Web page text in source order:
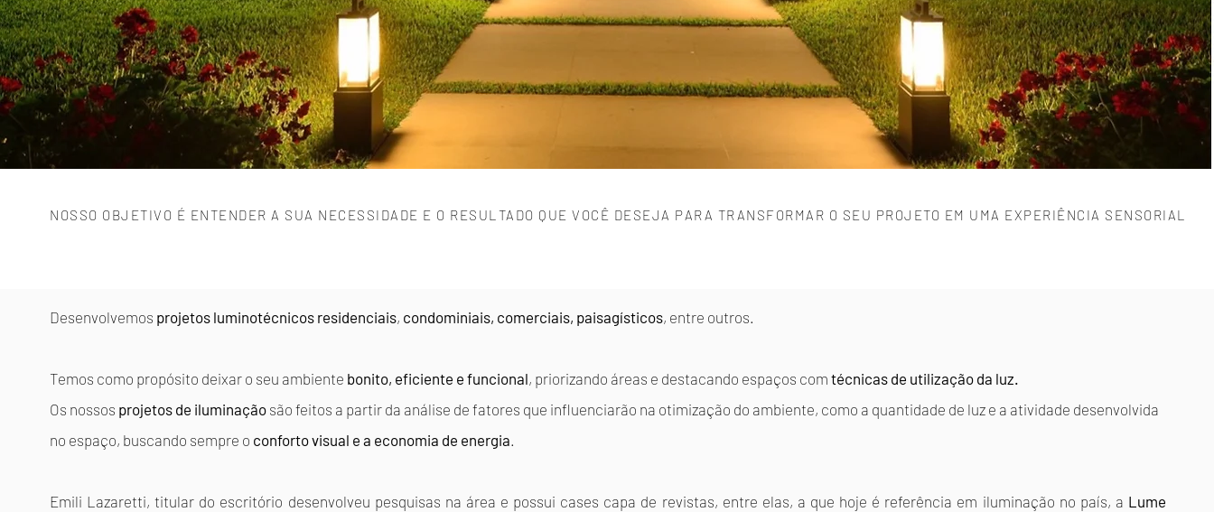
NOSSO OBJETIVO É ENTENDER A SUA NECESSIDADE E O RESULTADO QUE VOCÊ DESEJA PARA TRANSFORMAR O SEU PROJETO EM UMA EXPERIÊNCIA SENSORIAL
Desenvolvemos projetos luminotécnicos residenciais, condominiais, comerciais, paisagísticos, entre outros.
Temos como propósito deixar o seu ambiente bonito, eficiente e funcional, priorizando áreas e destacando espaços com técnicas de utilização da luz.
Os nossos projetos de iluminação são feitos a partir da análise de fatores que influenciarão na otimização do ambiente, como a quantidade de luz e a atividade desenvolvida
no espaço, buscando sempre o conforto visual e a economia de energia.
Emili Lazaretti, titular do escritório desenvolveu pesquisas na área e possui cases capa de revistas, entre elas, a que hoje é referência em iluminação no país, a Lume